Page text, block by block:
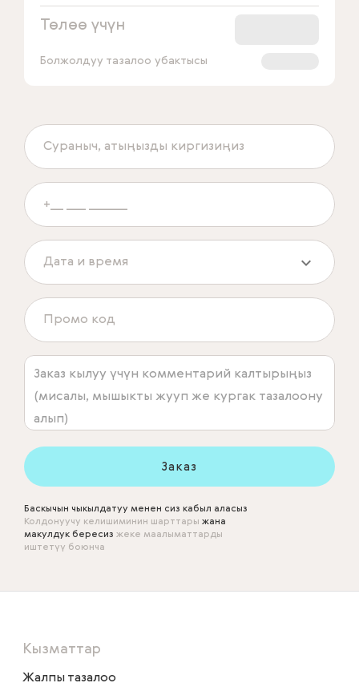
Төлөө үчүн
Болжолдуу тазалоо убактысы
Заказ
Баскычын чыкылдатуу менен сиз кабыл аласыз
Колдонуучу келишиминин шарттары жана
макулдук бересиз жеке маалыматтарды
иштетүү боюнча
Кызматтар
Жалпы тазалоо